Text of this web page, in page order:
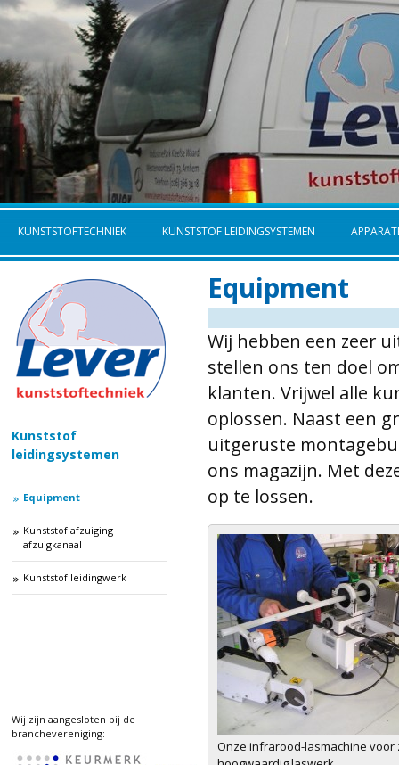
KUNSTSTOFTECHNIEK KUNSTSTOF LEIDINGSYSTEMEN
Kunststof
leidingsystemen
Equipment
Kunststof afzuiging
afzuigkanaal
Kunststof leidingwerk
Wij zijn aangesloten bij de
branchevereniging:
Equipment
Wij hebben een zeer
stellen ons ten doel
klanten. Vrijwel alle
oplossen. Naast een
uitgeruste
ons magazijn. Met
op te lossen.
Onze infrarood-lasmachine voor